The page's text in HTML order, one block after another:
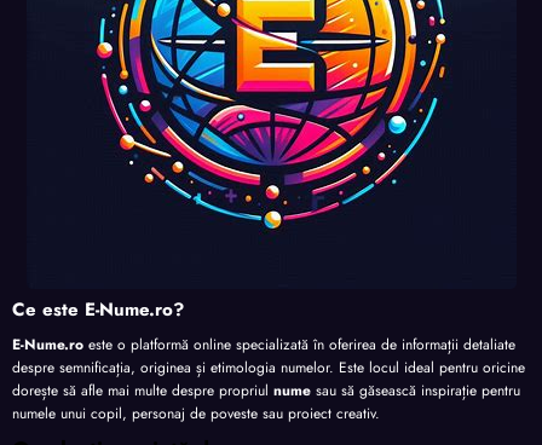
Ce este E-Nume.ro?
E-Nume.ro este o platformă online specializată în oferirea de informații detaliate
despre semnificația, originea și etimologia numelor. Este locul ideal pentru oricine
dorește să afle mai multe despre propriul nume sau să găsească inspirație pentru
numele unui copil, personaj de poveste sau proiect creativ.